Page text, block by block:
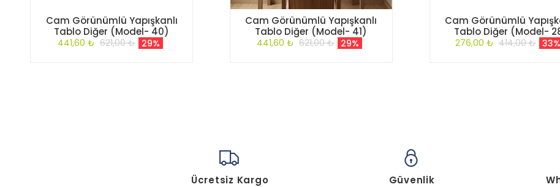
Cam Görünümlü Yapışkanlı
Tablo Diğer (Model- 40)
441,60 ₺ 621,00 ₺ 29%
Cam Görünümlü Yapışkanlı
Tablo Diğer (Model- 41)
441,60 ₺ 621,00 ₺ 29%
Cam Görünümlü
Tablo Diğer (Model-
276,00 ₺ 414,00 ₺ 33%
Ücretsiz Kargo Güvenlik